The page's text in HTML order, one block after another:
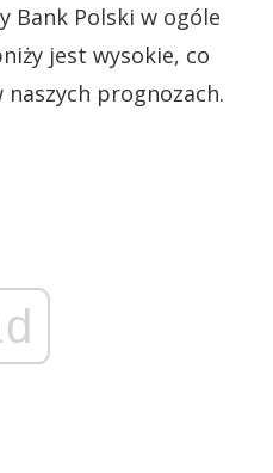
Bank Polski w ogóle
jest wysokie, co
naszych prognozach.